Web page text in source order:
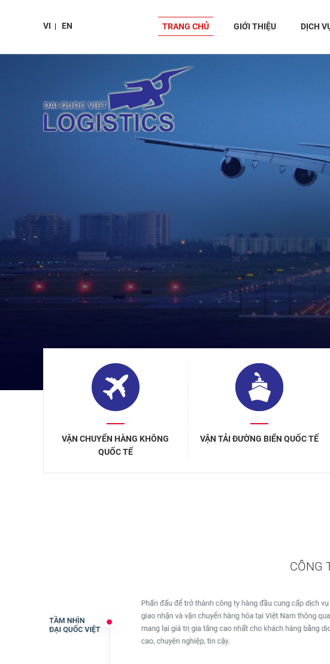
VI | EN TRANG CHỦ GIỚI THIỆU DỊCH
VẬN CHUYỂN HÀNG KHÔNG
QUỐC TẾ
VẬN TẢI ĐƯỜNG BIỂN QUỐC TẾ
CÔNG